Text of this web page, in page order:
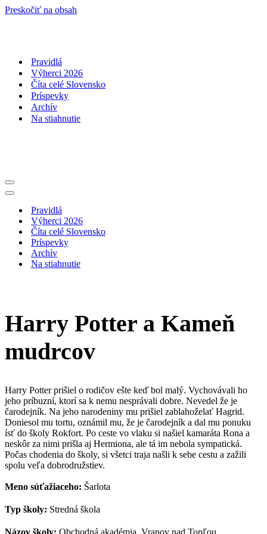
Preskočiť na obsah
Pravidlá
Výherci 2026
Číta celé Slovensko
Príspevky
Archív
Na stiahnutie
Menu
navigácie
Menu
navigáciePravidlá
Výherci 2026
Číta celé Slovensko
Príspevky
Archív
Na stiahnutie
Harry Potter a Kameň
mudrcov
Harry Potter prišiel o rodičov ešte keď bol malý. Vychovávali ho
jeho príbuzní, ktorí sa k nemu nesprávali dobre. Nevedel že je
čarodejník. Na jeho narodeniny mu prišiel zablahoželať Hagrid.
Doniesol mu tortu, oznámil mu, že je čarodejník a dal mu ponuku
ísť do školy Rokfort. Po ceste vo vlaku si našiel kamaráta Rona a
neskôr za nimi prišla aj Hermiona, ale tá im nebola sympatická.
Počas chodenia do školy, si všetci traja našli k sebe cestu a zažili
spolu veľa dobrodružstiev.
Meno súťažiaceho: Šarlota
Typ školy: Stredná škola